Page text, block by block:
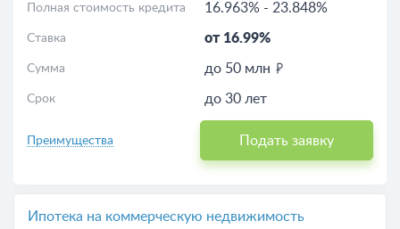
Полная стоимость кредита 16.963% - 23.848%
Ставка от 16.99%
Сумма до 50 млн
Срок до 30 лет
Преимущества Подать заявку
Ипотека на коммерческую недвижимость